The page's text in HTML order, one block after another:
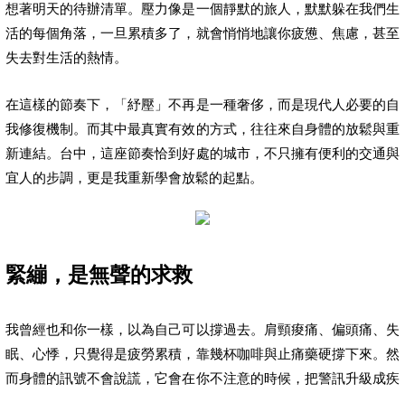
想著明天的待辦清單。壓力像是一個靜默的旅人，默默躲在我們生
活的每個角落，一旦累積多了，就會悄悄地讓你疲憊、焦慮，甚至
失去對生活的熱情。
在這樣的節奏下，「紓壓」不再是一種奢侈，而是現代人必要的自
我修復機制。而其中最真實有效的方式，往往來自身體的放鬆與重
新連結。台中，這座節奏恰到好處的城市，不只擁有便利的交通與
宜人的步調，更是我重新學會放鬆的起點。
緊繃，是無聲的求救
我曾經也和你一樣，以為自己可以撐過去。肩頸痠痛、偏頭痛、失
眠、心悸，只覺得是疲勞累積，靠幾杯咖啡與止痛藥硬撐下來。然
而身體的訊號不會說謊，它會在你不注意的時候，把警訊升級成疾